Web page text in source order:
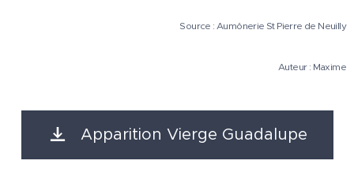
Source : Aumônerie St Pierre de Neuilly
Auteur : Maxime
Apparition Vierge Guadalupe